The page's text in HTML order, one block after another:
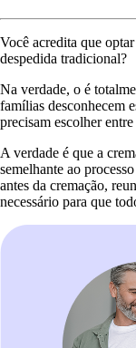
Você acredita que
despedida tradicional?
Na verdade, o é
famílias desconhecem
precisam escolher
A verdade é que a
semelhante ao
antes da cremação,
necessário para que